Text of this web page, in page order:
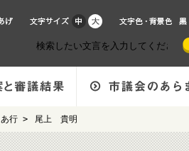
あ行 > 尾上 貴明